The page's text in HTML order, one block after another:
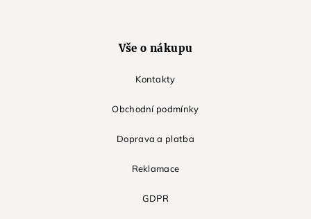
Vše o nákupu
Kontakty
Obchodní podmínky
Doprava a platba
Reklamace
GDPR